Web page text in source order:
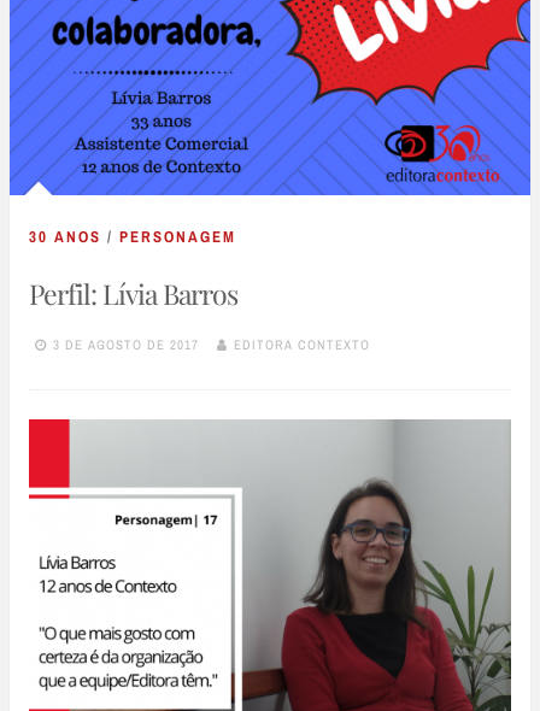
30 ANOS / PERSONAGEM
Perfil: Lívia Barros
3 DE AGOSTO DE 2017 EDITORA CONTEXTO